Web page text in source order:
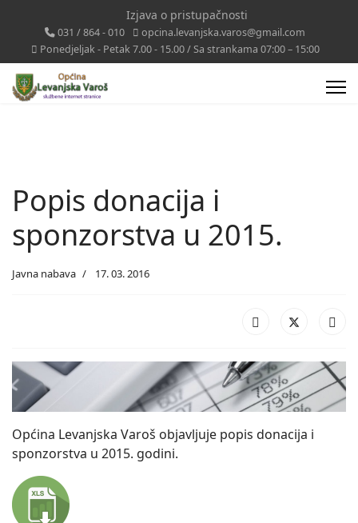
Izjava o pristupačnosti
031 / 864 - 010
opcina.levanjska.varos@gmail.com
Ponedjeljak - Petak 7.00 - 15.00 / Sa strankama 07:00 – 15:00
Popis donacija i
sponzorstva u 2015.
Javna nabava 17. 03. 2016
Općina Levanjska Varoš objavljuje popis donacija i
sponzorstva u 2015. godini.